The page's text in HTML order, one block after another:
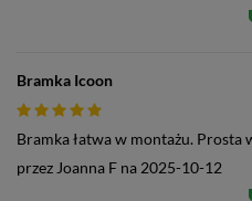
Bramka Icoon
Bramka łatwa w montażu. Prosta
przez Joanna F na 2025-10-12